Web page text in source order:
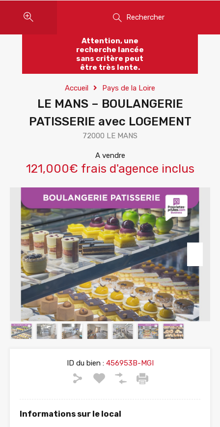
Rechercher
Attention, une
recherche lancée
sans critère peut
être très lente.
Accueil Pays de la Loire
LE MANS – BOULANGERIE
PATISSERIE avec LOGEMENT
72000 LE MANS
A vendre
121,000€ frais d'agence inclus
ID du bien :456953B-MGI
Informations sur le local